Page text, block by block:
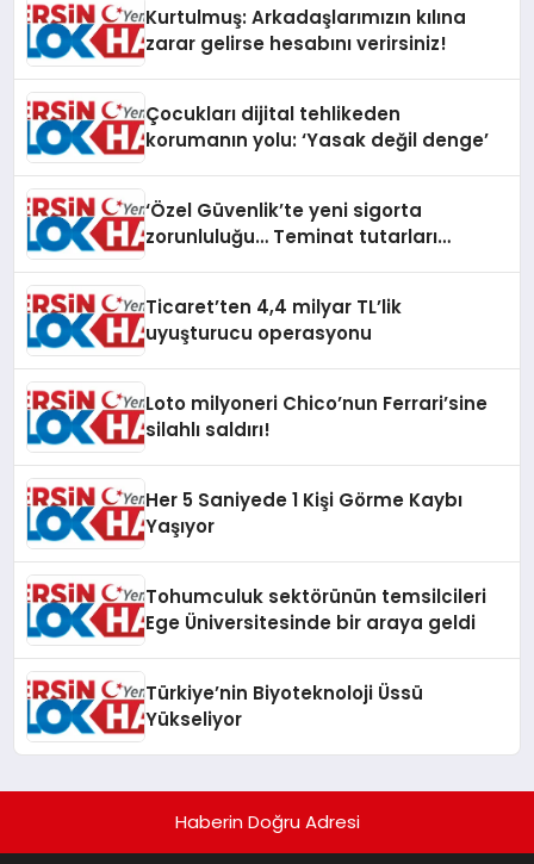
Kurtulmuş: Arkadaşlarımızın kılına
zarar gelirse hesabını verirsiniz!
Çocukları dijital tehlikeden
korumanın yolu: ‘Yasak değil denge’
‘Özel Güvenlik’te yeni sigorta
zorunluluğu… Teminat tutarları
Ticaret’ten 4,4 milyar TL’lik
uyuşturucu operasyonu
Loto milyoneri Chico’nun Ferrari’sine
silahlı saldırı!
Her 5 Saniyede 1 Kişi Görme Kaybı
Yaşıyor
Tohumculuk sektörünün temsilcileri
Ege Üniversitesinde bir araya geldi
Türkiye’nin Biyoteknoloji Üssü
Yükseliyor
Haberin Doğru Adresi